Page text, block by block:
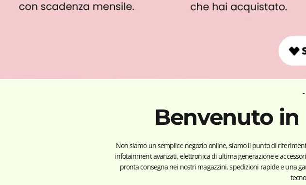
Benvenuto in
Non siamo un semplice negozio online, siamo il punto di
infotainment avanzati, elettronica di ultima generazione e
pronta consegna nei nostri magazzini, spedizioni rapide e una